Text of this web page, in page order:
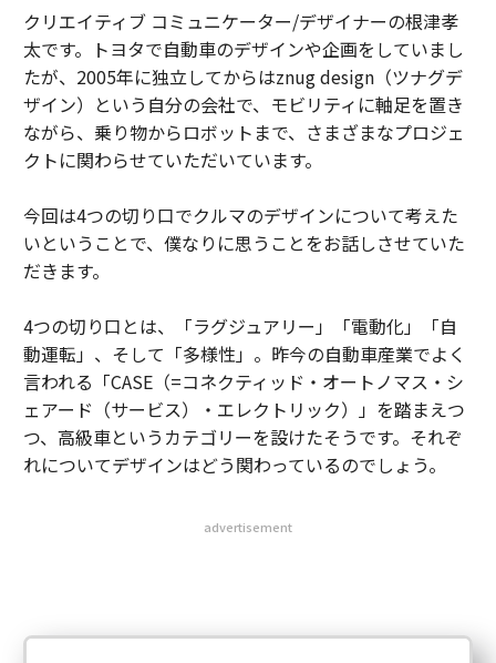
クリエイティブ コミュニケーター/デザイナーの根津孝
太です。トヨタで自動車のデザインや企画をしていまし
たが、2005年に独立してからはznug design（ツナグデ
ザイン）という自分の会社で、モビリティに軸足を置き
ながら、乗り物からロボットまで、さまざまなプロジェ
クトに関わらせていただいています。
今回は4つの切り口でクルマのデザインについて考えた
いということで、僕なりに思うことをお話しさせていた
だきます。
4つの切り口とは、「ラグジュアリー」「電動化」「自
動運転」、そして「多様性」。昨今の自動車産業でよく
言われる「CASE（=コネクティッド・オートノマス・シ
ェアード（サービス）・エレクトリック）」を踏まえつ
つ、高級車というカテゴリーを設けたそうです。それぞ
れについてデザインはどう関わっているのでしょう。
advertisement